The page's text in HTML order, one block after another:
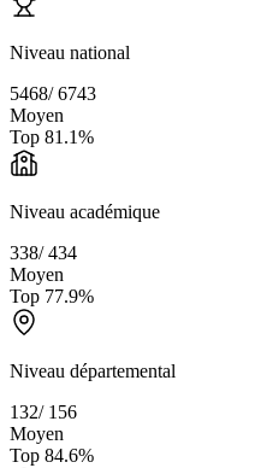
Niveau national
5468/6743
Moyen
Top 81.1%
Niveau académique
338/434
Moyen
Top 77.9%
Niveau départemental
132/ 156
Moyen
Top 84.6%